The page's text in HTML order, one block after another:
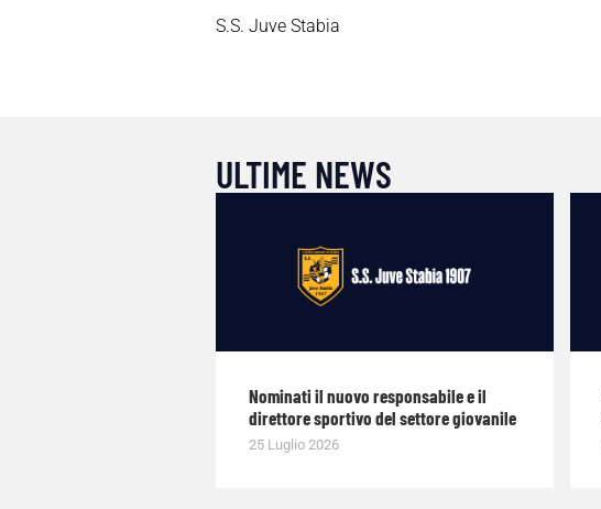
S.S. Juve Stabia
ULTIME NEWS
Nominati il nuovo responsabile e il
direttore sportivo del settore giovanile
25 Luglio 2026